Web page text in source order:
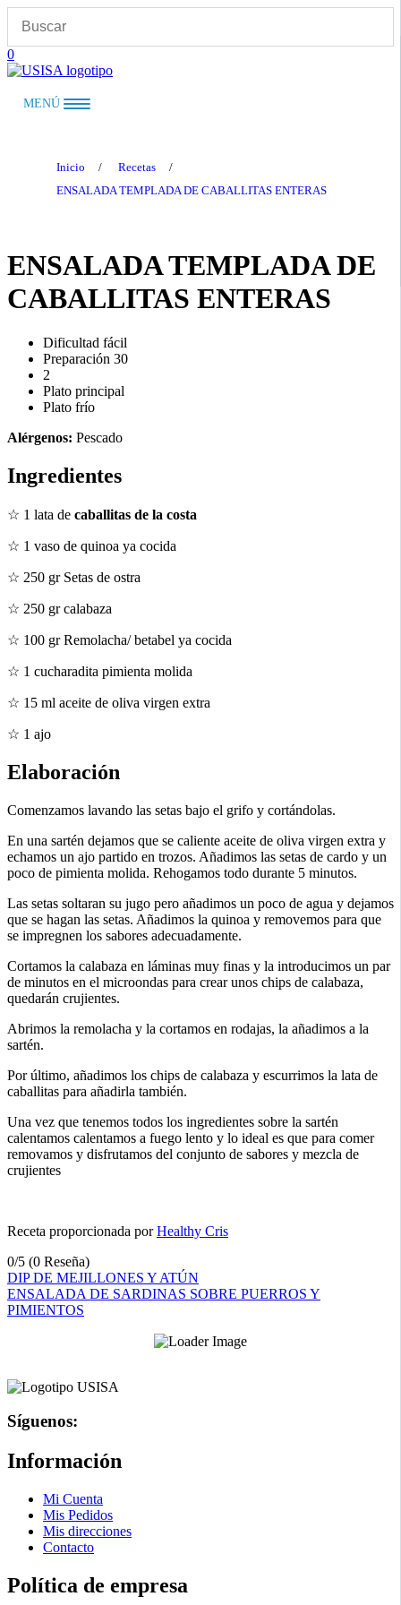
contenido
0
MENÚ
Inicio / Recetas
/
ENSALADA TEMPLADA DE CABALLITAS ENTERAS
ENSALADA TEMPLADA DE
CABALLITAS ENTERAS
Dificultad fácil
Preparación 30
2
Plato principal
Plato frío
Alérgenos: Pescado
Ingredientes
☆ 1 lata de caballitas de la costa
☆ 1 vaso de quinoa ya cocida
☆ 250 gr Setas de ostra
☆ 250 gr calabaza
☆ 100 gr Remolacha/ betabel ya cocida
☆ 1 cucharadita pimienta molida
☆ 15 ml aceite de oliva virgen extra
☆ 1 ajo
Elaboración
Comenzamos lavando las setas bajo el grifo y cortándolas.
En una sartén dejamos que se caliente aceite de oliva virgen extra y
echamos un ajo partido en trozos. Añadimos las setas de cardo y un
poco de pimienta molida. Rehogamos todo durante 5 minutos.
Las setas soltaran su jugo pero añadimos un poco de agua y dejamos
que se hagan las setas. Añadimos la quinoa y removemos para que
se impregnen los sabores adecuadamente.
Cortamos la calabaza en láminas muy finas y la introducimos un par
de minutos en el microondas para crear unos chips de calabaza,
quedarán crujientes.
Abrimos la remolacha y la cortamos en rodajas, la añadimos a la
sartén.
Por último, añadimos los chips de calabaza y escurrimos la lata de
caballitas para añadirla también.
Una vez que tenemos todos los ingredientes sobre la sartén
calentamos calentamos a fuego lento y lo ideal es que para comer
removamos y disfrutamos del conjunto de sabores y mezcla de
crujientes
Receta proporcionada porHealthy Cris
0/5 (0 Reseña)
Navegación
de
DIP DE MEJILLONES Y ATÚN
ENSALADA DE SARDINAS SOBRE PUERROS Y
PIMIENTOS
Síguenos:
Información
Mi Cuenta
Mis Pedidos
Mis direcciones
Contacto
Política de empresa